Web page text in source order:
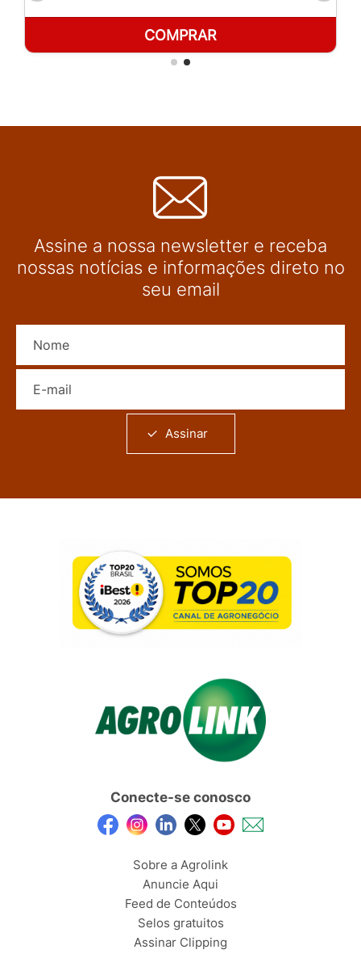
COMPRAR
Assine a nossa newsletter e receba
nossas notícias e informações direto no
seu email
Assinar
Conecte-se conosco
Sobre a Agrolink
Anuncie Aqui
Feed de Conteúdos
Selos gratuitos
Assinar Clipping